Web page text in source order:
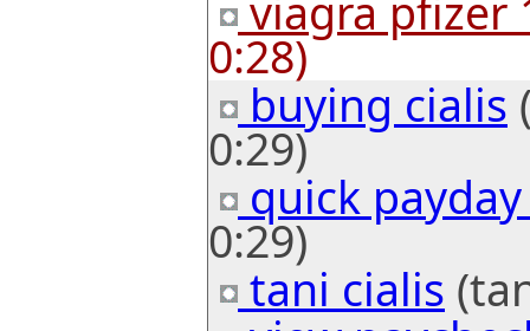
viagra pfizer
0:28)
buying cialis
0:29)
quick
0:29)
tani cialis